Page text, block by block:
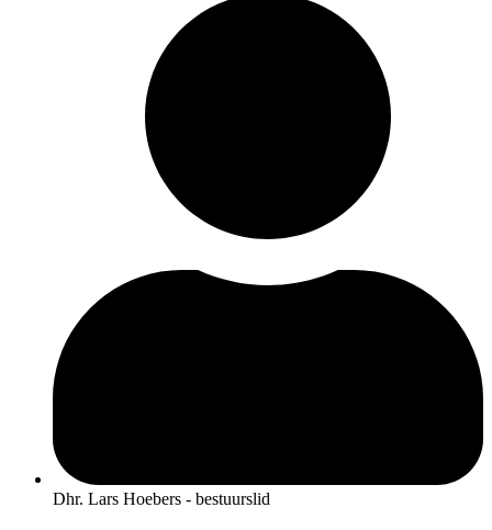
Dhr. Lars Hoebers - bestuurslid